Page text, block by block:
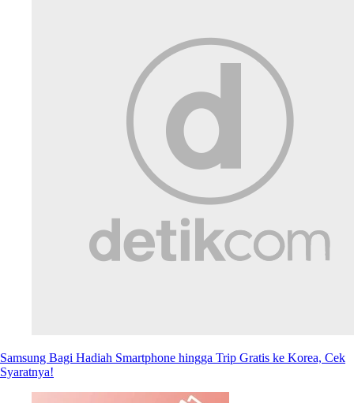
Samsung Bagi Hadiah Smartphone hingga Trip Gratis ke Korea, Cek
Syaratnya!